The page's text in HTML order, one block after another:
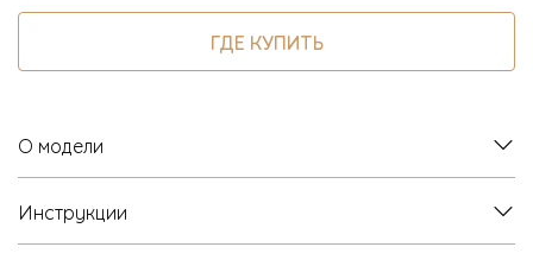
ГДЕ КУПИТЬ
О модели
Инструкции